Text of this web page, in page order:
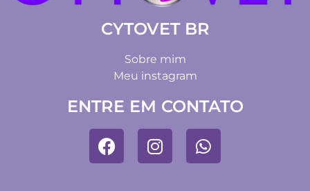
CYTOVET BR
Sobre mim
Meu instagram
ENTRE EM CONTATO